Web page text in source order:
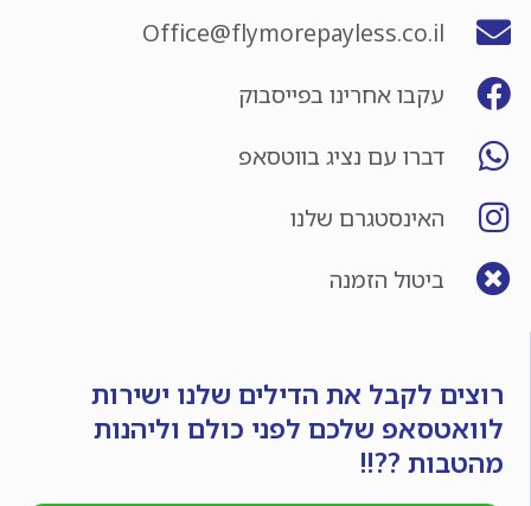
Office@flymorepayless.co.il
עקבו אחרינו בפייסבוק
דברו עם נציג בווטסאפ
האינסטגרם שלנו
ביטול הזמנה
רוצים לקבל את הדילים שלנו ישירות
לוואטסאפ שלכם לפני כולם וליהנות
מהטבות ??!!